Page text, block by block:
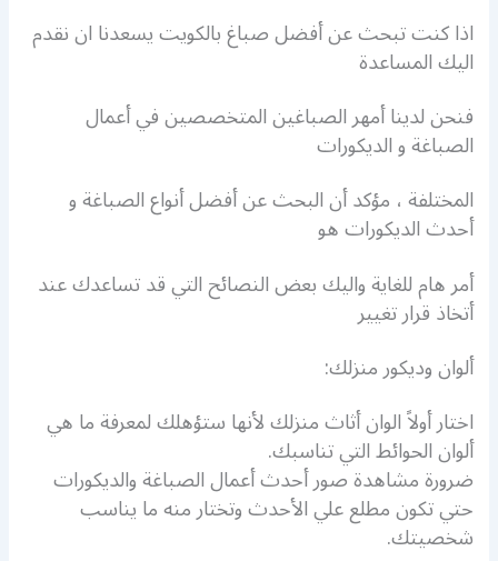
اذا كنت تبحث عن أفضل صباغ بالكويت يسعدنا ان نقدم
اليك المساعدة
فنحن لدينا أمهر الصباغين المتخصصين في أعمال
الصباغة و الديكورات
المختلفة ، مؤكد أن البحث عن أفضل أنواع الصباغة و
أحدث الديكورات هو
أمر هام للغاية واليك بعض النصائح التي قد تساعدك عند
أتخاذ قرار تغيير
ألوان وديكور منزلك:
اختار أولاً الوان أثاث منزلك لأنها ستؤهلك لمعرفة ما هي
ألوان الحوائط التي تناسبك.
ضرورة مشاهدة صور أحدث أعمال الصباغة والديكورات
حتي تكون مطلع علي الأحدث وتختار منه ما يناسب
شخصيتك.